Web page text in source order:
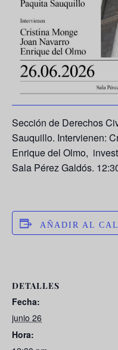
Sección de Derechos
Sauquillo. Intervienen:
Enrique del Olmo,
Sala Pérez Galdós.
AÑADIR AL
DETALLES
Fecha:
junio 26
Hora: